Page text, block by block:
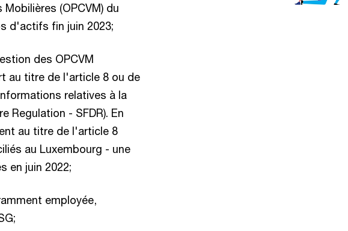
(OPCVM) du
d'actifs fin juin 2023;
des OPCVM
au titre de l'article 8 ou de
relatives à la
Regulation - SFDR). En
au titre de l'article 8
au Luxembourg - une
en juin 2022;
employée,